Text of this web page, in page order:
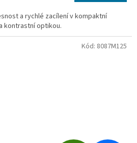
A
a rychlé zacílení v kompaktní
kontrastní optikou.
Kód: 8087M125